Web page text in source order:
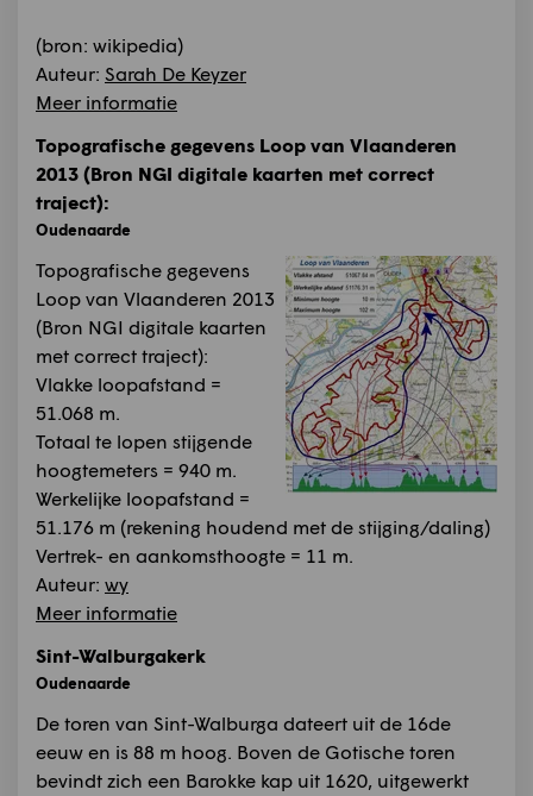
(bron: wikipedia)
Auteur: Sarah De Keyzer
Meer informatie
Topografische gegevens Loop van Vlaanderen
2013 (Bron NGI digitale kaarten met correct
traject):
Oudenaarde
Topografische gegevens
Loop van Vlaanderen 2013
(Bron NGI digitale kaarten
met correct traject):
Vlakke loopafstand =
51.068 m.
Totaal te lopen stijgende
hoogtemeters = 940 m.
Werkelijke loopafstand =
51.176 m (rekening houdend met de stijging/daling)
Vertrek- en aankomsthoogte = 11 m.
Auteur: wy
Meer informatie
Sint-Walburgakerk
Oudenaarde
De toren van Sint-Walburga dateert uit de 16de
eeuw en is 88 m hoog. Boven de Gotische toren
bevindt zich een Barokke kap uit 1620, uitgewerkt